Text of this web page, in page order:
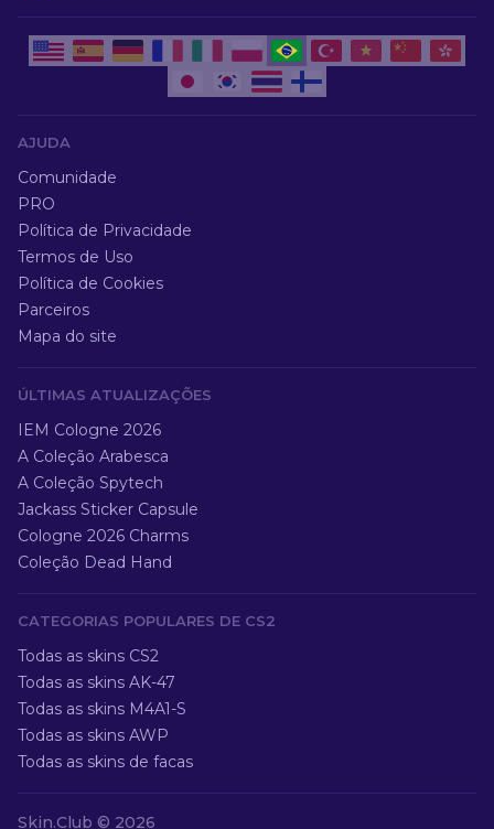
AJUDA
Comunidade
PRO
Política de Privacidade
Termos de Uso
Política de Cookies
Parceiros
Mapa do site
ÚLTIMAS ATUALIZAÇÕES
IEM Cologne 2026
A Coleção Arabesca
A Coleção Spytech
Jackass Sticker Capsule
Cologne 2026 Charms
Coleção Dead Hand
CATEGORIAS POPULARES DE CS2
Todas as skins CS2
Todas as skins AK-47
Todas as skins M4A1-S
Todas as skins AWP
Todas as skins de facas
Skin.Club © 2026